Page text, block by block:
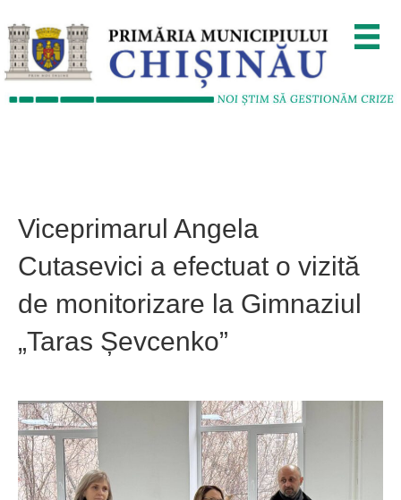
Viceprimarul Angela
Cutasevici a efectuat o vizită
de monitorizare la Gimnaziul
„Taras Șevcenko”